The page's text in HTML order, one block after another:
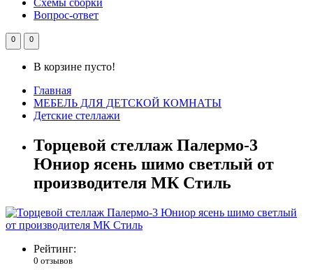
Схемы сборки
Вопрос-ответ
0 0
В корзине пусто!
Главная
МЕБЕЛЬ ДЛЯ ДЕТСКОЙ КОМНАТЫ
Детские стеллажи
Торцевой стеллаж Палермо-3
Юниор ясень шимо светлый от
производителя МК Стиль
Рейтинг:
0 отзывов